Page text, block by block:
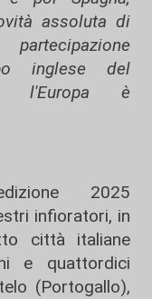
assoluta di
inglese del
l'Europa è
2025
infioratori, in
città italiane
e quattordici
(Portogallo),